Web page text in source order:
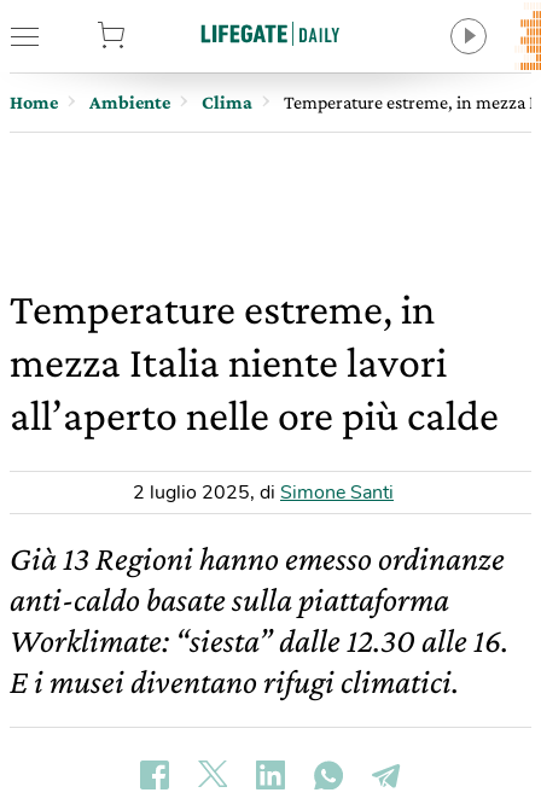
Home Ambiente Clima Temperature estreme, in mezza
Temperature estreme, in
mezza Italia niente lavori
all’aperto nelle ore più calde
2 luglio 2025, di Simone Santi
Già 13 Regioni hanno emesso ordinanze
anti-caldo basate sulla piattaforma
Worklimate: “siesta” dalle 12.30 alle 16.
E i musei diventano rifugi climatici.